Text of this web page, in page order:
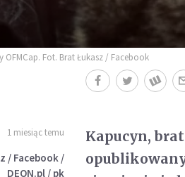
OFMCap. Fot. Brat Łukasz / Facebook
1 miesiąc temu
/ Facebook /
DEON.pl / pk
Kapucyn,